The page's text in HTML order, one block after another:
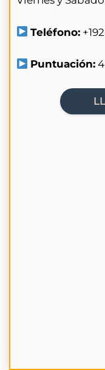
Teléfono:
Puntuación: